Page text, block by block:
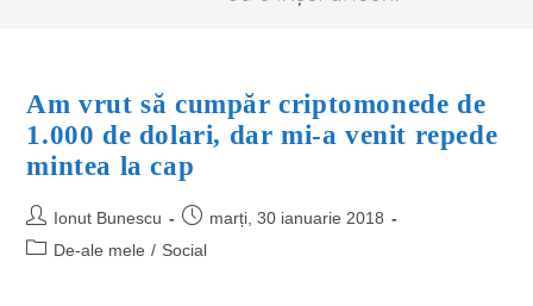
Am vrut să cumpăr criptomonede de
1.000 de dolari, dar mi-a venit repede
mintea la cap
Ionut Bunescu
marți, 30 ianuarie 2018
De-ale mele / Social